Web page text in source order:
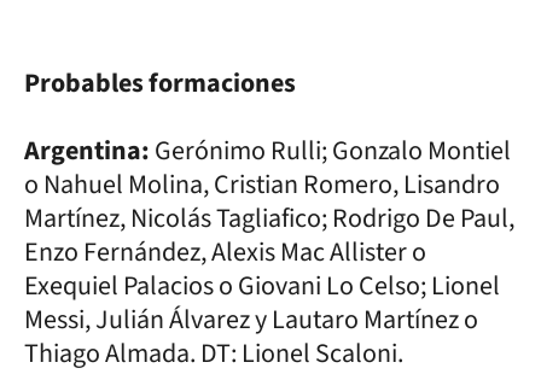
Probables formaciones
Argentina:Gerónimo Rulli; Gonzalo Montiel
o Nahuel Molina, Cristian Romero, Lisandro
Martínez, Nicolás Tagliafico; Rodrigo De Paul,
Enzo Fernández, Alexis Mac Allister o
Exequiel Palacios o Giovani Lo Celso; Lionel
Messi, Julián Álvarez y Lautaro Martínez o
Thiago Almada. DT: Lionel Scaloni.